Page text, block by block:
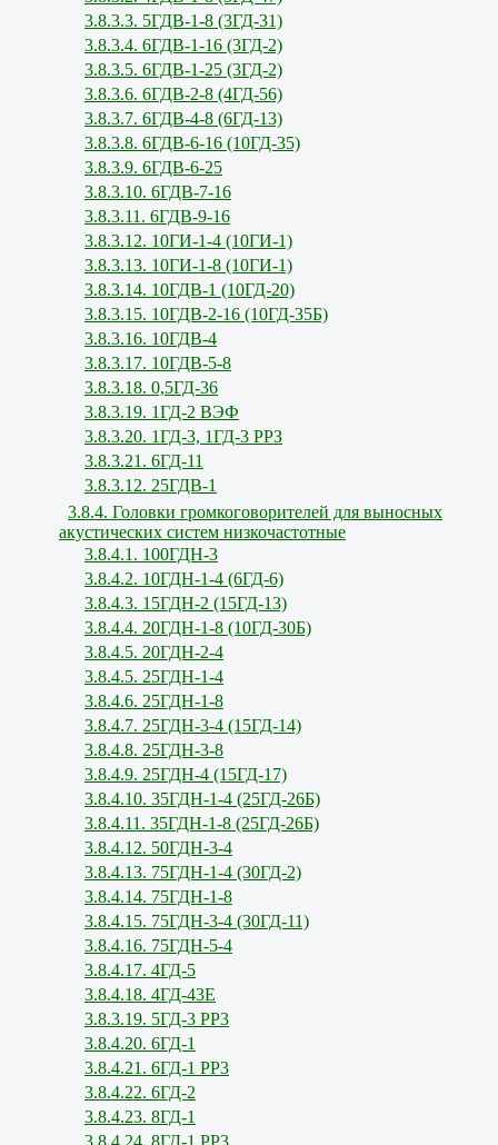
3.8.3.3. 5ГДВ-1-8 (3ГД-31)
3.8.3.4. 6ГДВ-1-16 (3ГД-2)
3.8.3.5. 6ГДВ-1-25 (3ГД-2)
3.8.3.6. 6ГДВ-2-8 (4ГД-56)
3.8.3.7. 6ГДВ-4-8 (6ГД-13)
3.8.3.8. 6ГДВ-6-16 (10ГД-35)
3.8.3.9. 6ГДВ-6-25
3.8.3.10. 6ГДВ-7-16
3.8.3.11. 6ГДВ-9-16
3.8.3.12. 10ГИ-1-4 (10ГИ-1)
3.8.3.13. 10ГИ-1-8 (10ГИ-1)
3.8.3.14. 10ГДВ-1 (10ГД-20)
3.8.3.15. 10ГДВ-2-16 (10ГД-35Б)
3.8.3.16. 10ГДВ-4
3.8.3.17. 10ГДВ-5-8
3.8.3.18. 0,5ГД-36
3.8.3.19. 1ГД-2 ВЭФ
3.8.3.20. 1ГД-3, 1ГД-3 РРЗ
3.8.3.21. 6ГД-11
3.8.3.12. 25ГДВ-1
3.8.4. Головки громкоговорителей для выносных
акустических систем низкочастотные
3.8.4.1. 100ГДН-3
3.8.4.2. 10ГДН-1-4 (6ГД-6)
3.8.4.3. 15ГДН-2 (15ГД-13)
3.8.4.4. 20ГДН-1-8 (10ГД-30Б)
3.8.4.5. 20ГДН-2-4
3.8.4.5. 25ГДН-1-4
3.8.4.6. 25ГДН-1-8
3.8.4.7. 25ГДН-3-4 (15ГД-14)
3.8.4.8. 25ГДН-3-8
3.8.4.9. 25ГДН-4 (15ГД-17)
3.8.4.10. 35ГДН-1-4 (25ГД-26Б)
3.8.4.11. 35ГДН-1-8 (25ГД-26Б)
3.8.4.12. 50ГДН-3-4
3.8.4.13. 75ГДН-1-4 (30ГД-2)
3.8.4.14. 75ГДН-1-8
3.8.4.15. 75ГДН-3-4 (30ГД-11)
3.8.4.16. 75ГДН-5-4
3.8.4.17. 4ГД-5
3.8.4.18. 4ГД-43Е
3.8.3.19. 5ГД-3 РР3
3.8.4.20. 6ГД-1
3.8.4.21. 6ГД-1 РР3
3.8.4.22. 6ГД-2
3.8.4.23. 8ГД-1